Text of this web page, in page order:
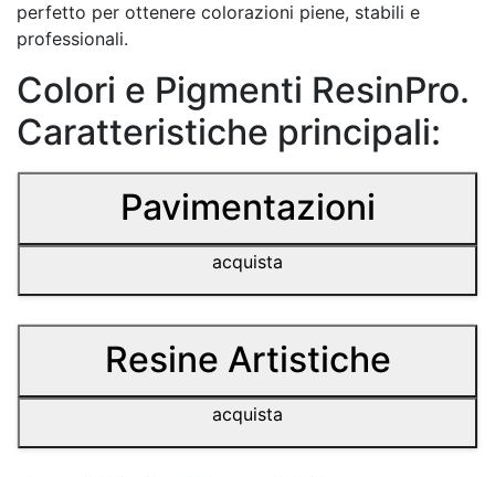
perfetto per ottenere colorazioni piene, stabili e
professionali.
Colori e Pigmenti ResinPro.
Caratteristiche principali:
Pavimentazioni
acquista
Resine Artistiche
acquista